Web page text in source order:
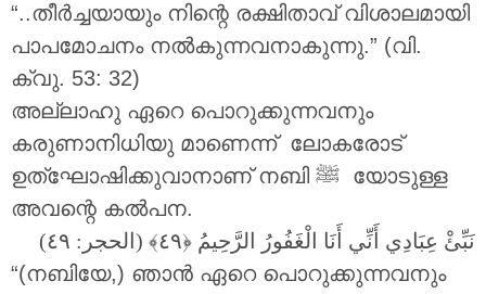
“..തീർച്ചയായും നിന്റെ രക്ഷിതാവ് വിശാലമായി
പാപമോചനം നൽകുന്നവനാകുന്നു.” (വി.
ക്വു. 53: 32)
അല്ലാഹു ഏറെ പൊറുക്കുന്നവനും
കരുണാനിധിയു മാണെന്ന് ലോകരോട്
ഉത്ഘോഷിക്കുവാനാണ് നബി ‎ﷺ യോടുള്ള
അവന്റെ കൽപന.
نَبِّئْ عِبَادِي أَنِّي أَنَا الْغَفُورُ الرَّحِيمُ
(الحجر: ٤٩)
“(നബിയേ,) ഞാൻ ഏറെ പൊറുക്കുന്നവനും